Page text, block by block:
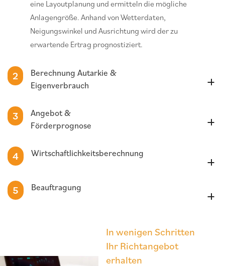
eine Layoutplanung und ermitteln die mögliche
Anlagengröße. Anhand von Wetterdaten,
Neigungswinkel und Ausrichtung wird der zu
erwartende Ertrag prognostiziert.
2
Berechnung Autarkie &
Eigenverbrauch
3
Angebot &
Förderprognose
4 Wirtschaftlichkeitsberechnung
5 Beauftragung
In wenigen Schritten
Ihr Richtangebot
erhalten